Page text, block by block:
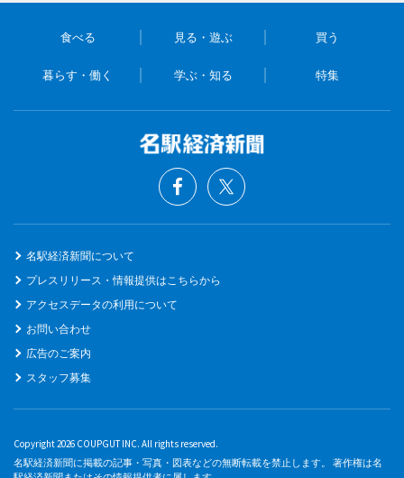
食べる 見る・遊ぶ 買う
暮らす・働く 学ぶ・知る 特集
名駅経済新聞について
プレスリリース・情報提供はこちらから
アクセスデータの利用について
お問い合わせ
広告のご案内
スタッフ募集
Copyright 2026 COUPGUT INC. All rights reserved.
名駅経済新聞に掲載の記事・写真・図表などの無断転載を禁止します。 著作権は名